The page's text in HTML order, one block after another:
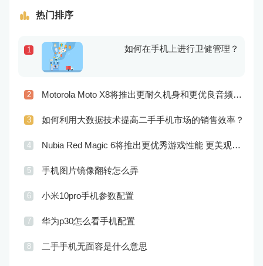
热门排序
1 如何在手机上进行卫健管理？
2 Motorola Moto X8将推出更耐久机身和更优良音频效果
3 如何利用大数据技术提高二手手机市场的销售效率？
4 Nubia Red Magic 6将推出更优秀游戏性能 更美观的外观设计
5 手机图片镜像翻转怎么弄
6 小米10pro手机参数配置
7 华为p30怎么看手机配置
8 二手手机无面容是什么意思